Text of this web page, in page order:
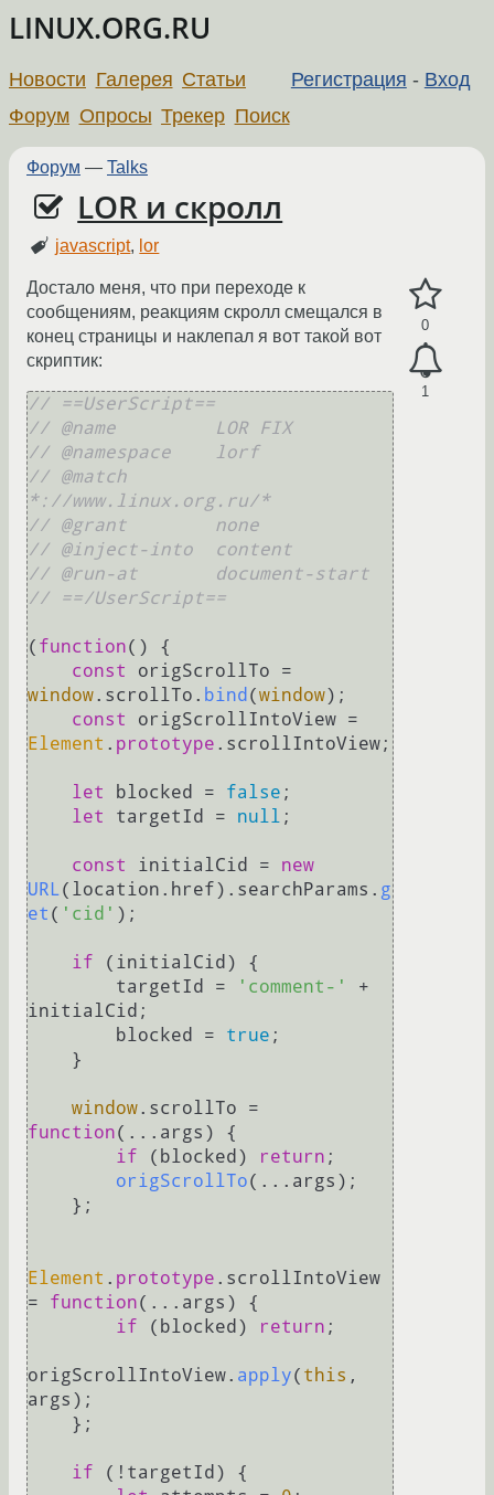
LINUX.ORG.RU
Регистрация - Вход
Новости Галерея Статьи
Форум Опросы Трекер Поиск
Форум — Talks
LOR и скролл
javascript, lor
0
1
Достало меня, что при переходе к
сообщениям, реакциям скролл смещался в
конец страницы и наклепал я вот такой вот
скриптик:
// ==UserScript==
// @name         LOR FIX
// @namespace    lorf
// @match
*://www.linux.org.ru/*
// @grant        none
// @inject-into  content
// @run-at       document-start
// ==/UserScript==
( function( ) {
const
window. scrollTo . bind (window);
const
Element . prototype . scrollIntoView;
let blocked = false ;
let
targetId = null ;
const initialCid = new
URL(location. href). searchParams . g
et ( 'cid' );
if (initialCid) {
        targetId =
'comment-'
+
initialCid;
        blocked =
true ;
window. scrollTo
function( ...args ) {
if (blocked) return ;
origScrollTo(...args);
Element . prototype . scrollIntoView
= function( ...args ) {
if (blocked) return ;
origScrollIntoView. apply( this ,
args);
if (!targetId) {